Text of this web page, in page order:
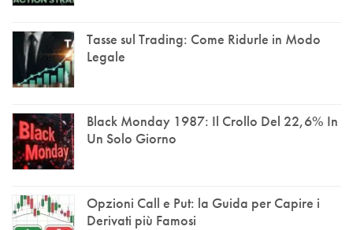
Tasse sul Trading: Come Ridurle in Modo
Legale
Black Monday 1987: Il Crollo Del 22,6% In
Un Solo Giorno
Opzioni Call e Put: la Guida per Capire i
Derivati più Famosi